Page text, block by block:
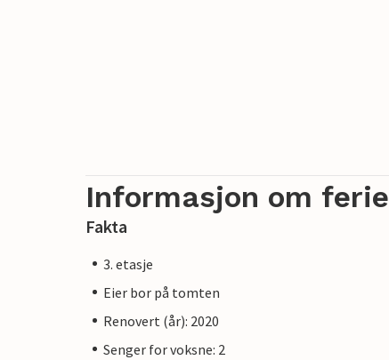
Informasjon om
Fakta
3. etasje
Eier bor på tomten
Renovert (år): 2020
Senger for voksne: 2